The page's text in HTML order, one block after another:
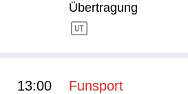
Übertragung
13:00 Funsport